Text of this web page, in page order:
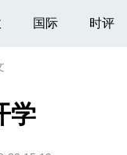
国际 时评
学